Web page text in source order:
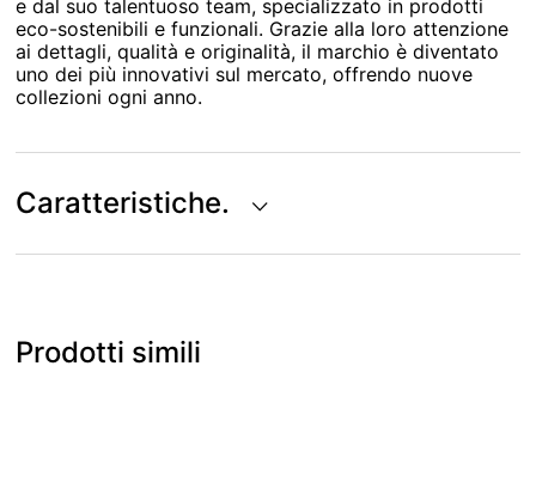
e dal suo talentuoso team, specializzato in prodotti
eco-sostenibili e funzionali. Grazie alla loro attenzione
ai dettagli, qualità e originalità, il marchio è diventato
uno dei più innovativi sul mercato, offrendo nuove
collezioni ogni anno.
Caratteristiche.
Prodotti simili